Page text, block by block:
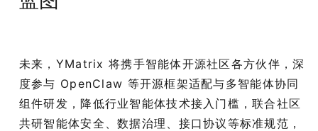
未来，YMatrix 将携手智能体开源社区各方伙伴，深
度参与 OpenClaw 等开源框架适配与多智能体协同
组件研发，降低行业智能体技术接入门槛，联合社区
共研智能体安全、数据治理、接口协议等标准规范，